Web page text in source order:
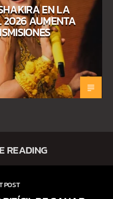
EN LA
2026 AUMENTA
READING
POST